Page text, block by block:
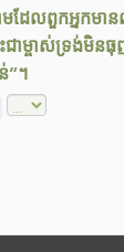
ដែលពួកអ្នកមា
ម្ចាស់ទ្រង់មិន
”។